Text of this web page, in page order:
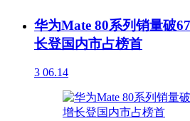
华为Mate 80系列销量破
长登国内市占榜首
3 06.14